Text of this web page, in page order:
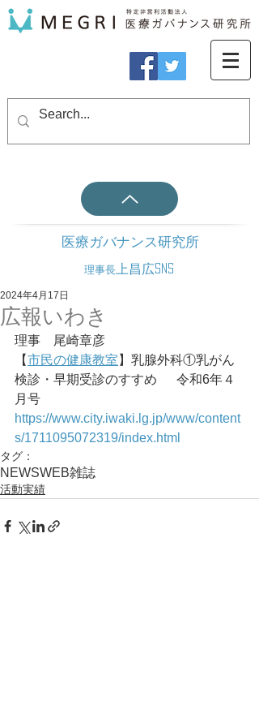
医療ガバナンス研究所
理事長 上昌広SNS
広報いわき
2024年4月17日
理事　尾崎章彦
【市民の健康教室 】乳腺外科①乳がん
検診・早期受診のすすめ	令和6年４
月号
https://www.city.iwaki.lg.jp/www/content
s/1711095072319/index.html
タグ：
NEWSWEB雑誌
活動実績